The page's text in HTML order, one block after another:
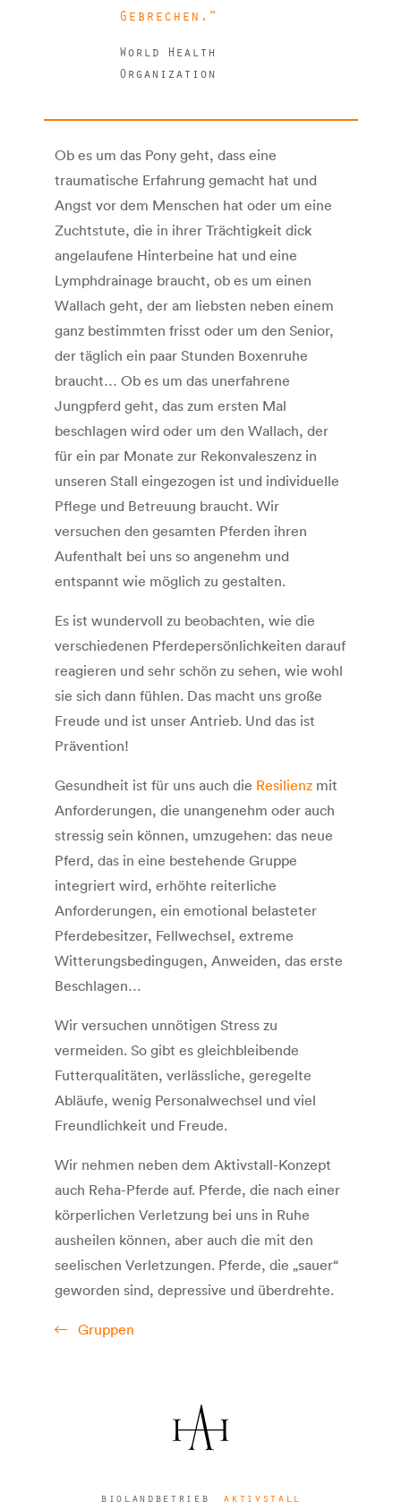
Gebrechen.
World Health
Organization
Ob es um das Pony geht, dass eine
traumatische Erfahrung gemacht hat und
Angst vor dem Menschen hat oder um eine
Zuchtstute, die in ihrer Trächtigkeit dick
angelaufene Hinterbeine hat und eine
Lymphdrainage braucht, ob es um einen
Wallach geht, der am liebsten neben einem
ganz bestimmten frisst oder um den Senior,
der täglich ein paar Stunden Boxenruhe
braucht… Ob es um das unerfahrene
Jungpferd geht, das zum ersten Mal
beschlagen wird oder um den Wallach, der
für ein par Monate zur Rekonvaleszenz in
unseren Stall eingezogen ist und individuelle
Pflege und Betreuung braucht. Wir
versuchen den gesamten Pferden ihren
Aufenthalt bei uns so angenehm und
entspannt wie möglich zu gestalten.
Es ist wundervoll zu beobachten, wie die
verschiedenen Pferde­persönlichkeiten darauf
reagieren und sehr schön zu sehen, wie wohl
sie sich dann fühlen. Das macht uns große
Freude und ist unser Antrieb. Und das ist
Prävention!
Gesundheit ist für uns auch die Resilienzmit
Anforderungen, die unangenehm oder auch
stressig sein können, umzugehen: das neue
Pferd, das in eine bestehende Gruppe
integriert wird, erhöhte reiterliche
Anforderungen, ein emotional belasteter
Pferdebesitzer, Fellwechsel, extreme
Witterungsbedingugen, Anweiden, das erste
Beschlagen…
Wir versuchen unnötigen Stress zu
vermeiden. So gibt es gleichbleibende
Futterqualitäten, verlässliche, geregelte
Abläufe, wenig Personalwechsel und viel
Freundlichkeit und Freude.
Wir nehmen neben dem Aktivstall-Konzept
auch Reha-Pferde auf. Pferde, die nach einer
körperlichen Verletzung bei uns in Ruhe
ausheilen können, aber auch die mit den
seelischen Verletzungen. Pferde, die „sauer“
geworden sind, depressive und überdrehte.
Gruppen
biolandbetrieb aktivstall